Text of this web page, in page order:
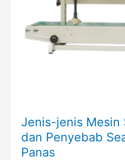
Jenis-jenis Mesin
dan Penyebab
Panas